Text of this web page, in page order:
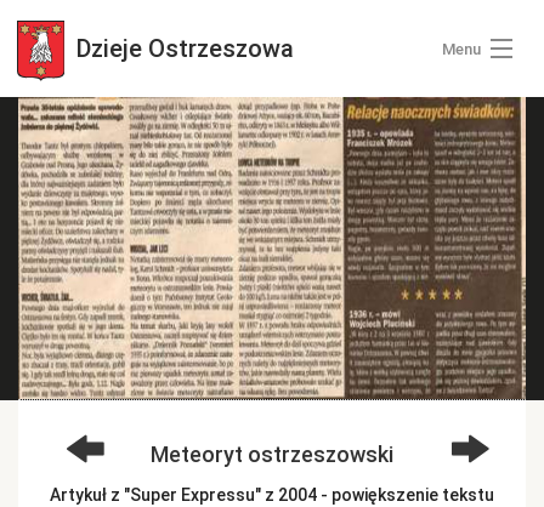
Dzieje Ostrzeszowa Menu
Wszystkie zdjęcia
Kategorie zdjęć
Zaloguj się
+ Dodaj zdjęcia
Meteoryt ostrzeszowski
Artykuł z "Super Expressu" z 2004 - powiększenie tekstu